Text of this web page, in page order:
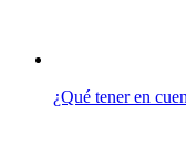
¿Qué tener en